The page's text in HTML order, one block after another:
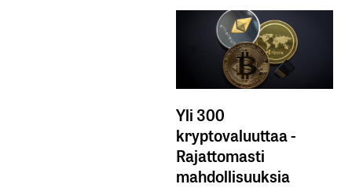
Yli 300
kryptovaluuttaa -
Rajattomasti
mahdollisuuksia